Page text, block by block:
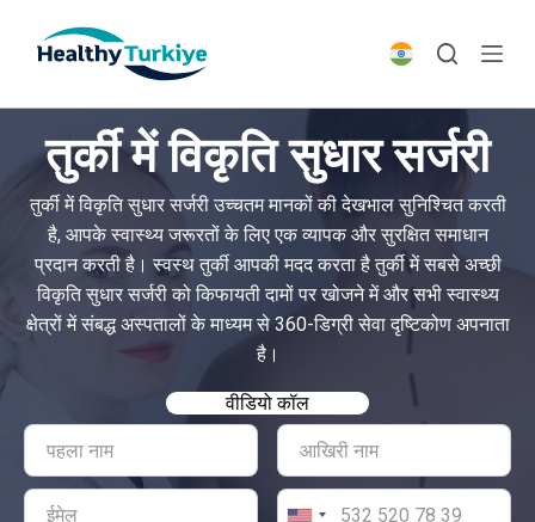
p
c
e
तुर्की में विकृति सुधार सर्जरी
तुर्की में विकृति सुधार सर्जरी उच्चतम मानकों की देखभाल सुनिश्चित करती
है, आपके स्वास्थ्य जरूरतों के लिए एक व्यापक और सुरक्षित समाधान
प्रदान करती है। स्वस्थ तुर्की आपकी मदद करता है तुर्की में सबसे अच्छी
विकृति सुधार सर्जरी को किफायती दामों पर खोजने में और सभी स्वास्थ्य
क्षेत्रों में संबद्ध अस्पतालों के माध्यम से 360-डिग्री सेवा दृष्टिकोण अपनाता
है।
वीडियो कॉल